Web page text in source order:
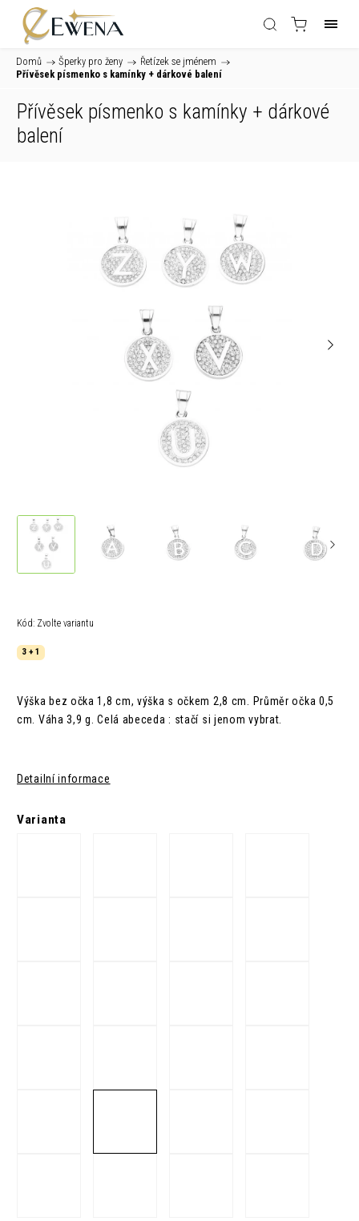
Domů / Šperky pro ženy / Řetízek se jménem /
Přívěsek písmenko s kamínky + dárkové balení
Přívěsek písmenko s kamínky + dárkové
balení
Kód: Zvolte variantu
3 + 1
Výška bez očka 1,8 cm, výška s očkem 2,8 cm. Průměr očka 0,5
cm. Váha 3,9 g. Celá abeceda : stačí si jenom vybrat.
Detailní informace
Varianta